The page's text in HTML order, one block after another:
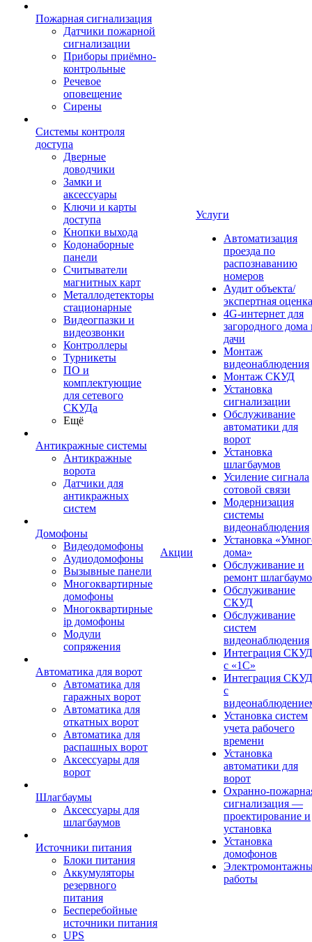
Пожарная сигнализация
Датчики пожарной
сигнализации
Приборы приёмно-
контрольные
Речевое
оповещение
Сирены
Системы контроля
доступа
Дверные
доводчики
Замки и
аксессуары
Ключи и карты
доступа
Кнопки выхода
Кодонаборные
панели
Считыватели
магнитных карт
Металлодетекторы
стационарные
Видеогпазки и
видеозвонки
Контроллеры
Турникеты
ПО и
комплектующие
для сетевого
СКУДа
Ещё
Антикражные системы
Антикражные
ворота
Датчики для
антикражных
систем
Домофоны
Видеодомофоны
Аудиодомофоны
Вызывные панели
Многоквартирные
домофоны
Многоквартирные
ip домофоны
Модули
сопряжения
Автоматика для ворот
Автоматика для
гаражных ворот
Автоматика для
откатных ворот
Автоматика для
распашных ворот
Аксессуары для
ворот
Шлагбаумы
Аксессуары для
шлагбаумов
Источники питания
Блоки питания
Аккумуляторы
резервного
питания
Бесперебойные
источники питания
UPS
Акции
Услуги
Автоматизация
проезда по
распознаванию
номеров
Аудит объекта/
экспертная оценка
4G-интернет для
загородного дома
дачи
Монтаж
видеонаблюдения
Монтаж СКУД
Установка
сигнализации
Обслуживание
автоматики для
ворот
Установка
шлагбаумов
Усиление сигнала
сотовой связи
Модернизация
системы
видеонаблюдения
Установка
дома»
Обслуживание и
ремонт
Обслуживание
СКУД
Обслуживание
систем
видеонаблюдения
Интеграция СКУД
с «1С»
Интеграция СКУД
с
Установка систем
учета рабочего
времени
Установка
автоматики для
ворот
Охранно-
сигнализация —
проектирование и
установка
Установка
домофонов
работы